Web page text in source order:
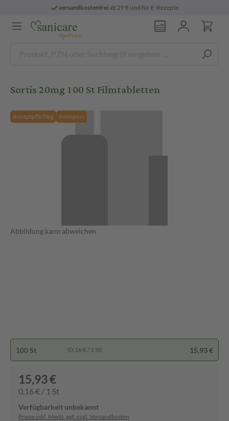
versandkostenfreiab 29 € und für E-Rezepte
Sortis 20mg 100 St Filmtabletten
Rezeptpflichtig Reimport
Abbildung kann abweichen
100 St (0,16 € / 1 St) 15,93 €
15,93 €
0,16 € / 1 St
Verfügbarkeit unbekannt
Preise inkl. MwSt. ggf. zzgl. Versandkosten